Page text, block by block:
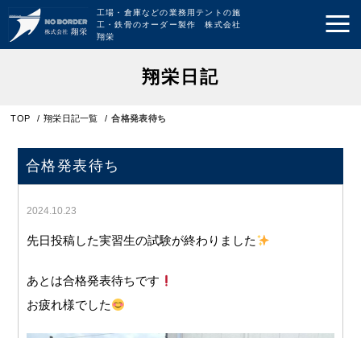
工場・倉庫などの業務用テントの施
工・鉄骨のオーダー製作 株式会社
翔栄
翔栄日記
TOP / 翔栄日記一覧 / 合格発表待ち
合格発表待ち
2024.10.23
先日投稿した実習生の試験が終わりました
あとは合格発表待ちです
お疲れ様でした